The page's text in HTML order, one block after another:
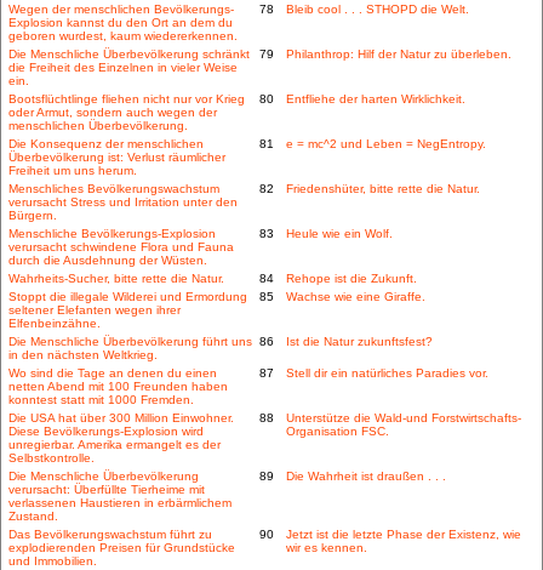
Wegen der menschlichen Bevölkerungs-
Explosion kannst du den Ort an dem du
geboren wurdest, kaum wiedererkennen.
78 Bleib cool . . . STHOPD die Welt.
Die Menschliche Überbevölkerung schränkt
die Freiheit des Einzelnen in vieler Weise
ein.
79 Philanthrop: Hilf der Natur zu überleben.
Bootsflüchtlinge fliehen nicht nur vor Krieg
oder Armut, sondern auch wegen der
menschlichen Überbevölkerung.
80 Entfliehe der harten Wirklichkeit.
Die Konsequenz der menschlichen
Überbevölkerung ist: Verlust räumlicher
Freiheit um uns herum.
81 e = mc^2 und Leben = NegEntropy.
Menschliches Bevölkerungswachstum
verursacht Stress und Irritation unter den
Bürgern.
82 Friedenshüter, bitte rette die Natur.
Menschliche Bevölkerungs-Explosion
verursacht schwindene Flora und Fauna
durch die Ausdehnung der Wüsten.
83 Heule wie ein Wolf.
Wahrheits-Sucher, bitte rette die Natur. 84
Rehope ist die Zukunft.
Stoppt die illegale Wilderei und Ermordung
seltener Elefanten wegen ihrer
Elfenbeinzähne.
85 Wachse wie eine Giraffe.
Die Menschliche Überbevölkerung führt uns
in den nächsten Weltkrieg.
86 Ist die Natur zukunftsfest?
Wo sind die Tage an denen du einen
netten Abend mit 100 Freunden haben
konntest statt mit 1000 Fremden.
87 Stell dir ein natürliches Paradies vor.
Die USA hat über 300 Million Einwohner.
Diese Bevölkerungs-Explosion wird
unregierbar. Amerika ermangelt es der
Selbstkontrolle.
88
Unterstütze die Wald-und Forstwirtschafts-
Organisation FSC.
Die Menschliche Überbevölkerung
verursacht: Überfüllte Tierheime mit
verlassenen Haustieren in erbärmlichem
Zustand.
89 Die Wahrheit ist draußen . . .
Das Bevölkerungswachstum führt zu
explodierenden Preisen für Grundstücke
und Immobilien.
90
Jetzt ist die letzte Phase der Existenz, wie
wir es kennen.